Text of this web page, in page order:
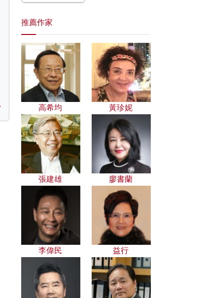
推薦作家
高希均 黃珍妮
張建雄 廖書蘭
李偉民 益行